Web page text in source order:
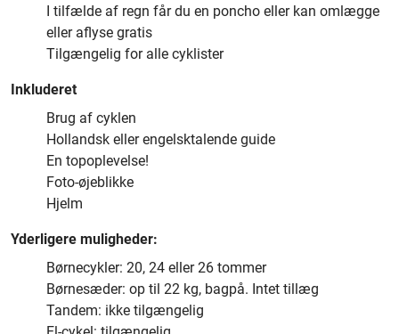
I tilfælde af regn får du en poncho eller kan omlægge
eller aflyse gratis
Tilgængelig for alle cyklister
Inkluderet
Brug af cyklen
Hollandsk eller engelsktalende guide
En topoplevelse!
Foto-øjeblikke
Hjelm
Yderligere muligheder:
Børnecykler: 20, 24 eller 26 tommer
Børnesæder: op til 22 kg, bagpå. Intet tillæg
Tandem: ikke tilgængelig